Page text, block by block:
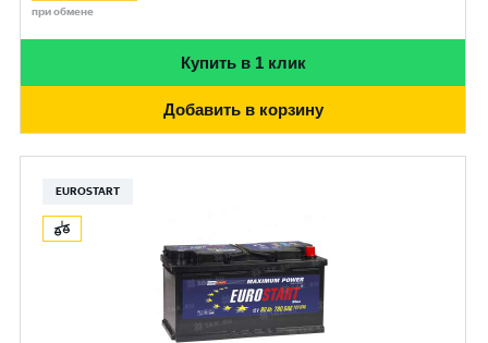
при обмене
Купить в 1 клик
Добавить в корзину
EUROSTART